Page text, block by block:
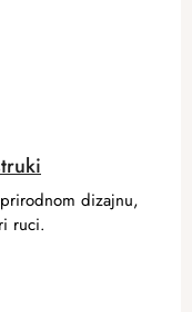
dizajnu,
ruci.